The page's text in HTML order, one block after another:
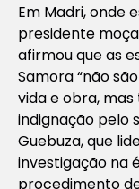
Em Madri, onde
presidente
afirmou que as
Samora “não
vida e obra,
indignação pelo
Guebuza, que
investigação na
procedimento